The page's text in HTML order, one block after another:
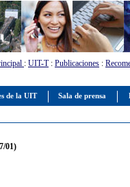
de la UIT Sala de prensa
: UIT-T: Publicaciones :
01)